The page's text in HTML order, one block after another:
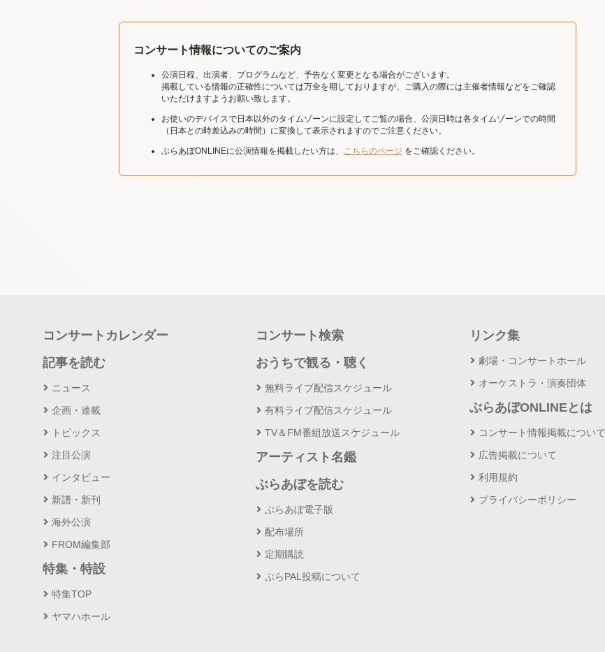
コンサート情報についてのご案内
公演日程、出演者、プログラムなど、予告なく変更となる場合がございます。
掲載している情報の正確性については万全を期しておりますが、ご購入の際には主催者情報などをご確認
いただけますようお願い致します。
お使いのデバイスで日本以外のタイムゾーンに設定してご覧の場合、公演日時は各タイムゾーンでの時間
（日本との時差込みの時間）に変換して表示されますのでご注意ください。
ぶらあぼONLINEに公演情報を掲載したい方は、 こちらのページ をご確認ください。
コンサートカレンダー
記事を読む
ニュース
企画・連載
トピックス
注目公演
インタビュー
新譜・新刊
海外公演
FROM編集部
特集・特設
特集TOP
ヤマハホール
コンサート検索
おうちで観る・聴く
無料ライブ配信スケジュール
有料ライブ配信スケジュール
TV＆FM番組放送スケジュール
アーティスト名鑑
ぶらあぼを読む
ぶらあぼ電子版
配布場所
定期購読
ぶらPAL投稿について
リンク集
劇場・コンサートホール
オーケストラ・演奏団体
ぶらあぼONLINEとは
コンサート情報掲載について
広告掲載について
利用規約
プライバシーポリシー